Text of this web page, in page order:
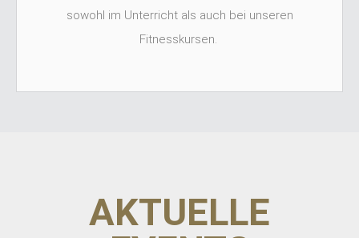
sowohl im Unterricht als auch bei unseren
Fitnesskursen.
AKTUELLE